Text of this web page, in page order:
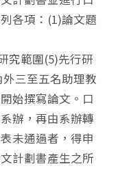
各項：(1)論文題
究範圍(5)先行研
三至五名助理教
始撰寫論文。口
辦，再由系辦轉
未通過者，得申
計劃書產生之所